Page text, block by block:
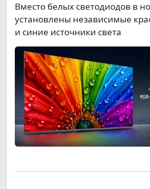
Вместо белых светодиодов в
установлены независимые
и синие источники света